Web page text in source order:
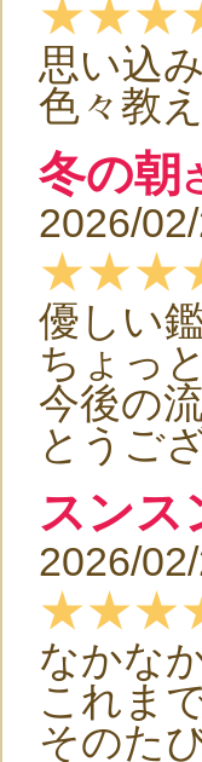
思い込
色々教
冬の朝
2026/
優しい
ちょっ
今後の
とうご
スンス
2026/
なかな
これま
そのた